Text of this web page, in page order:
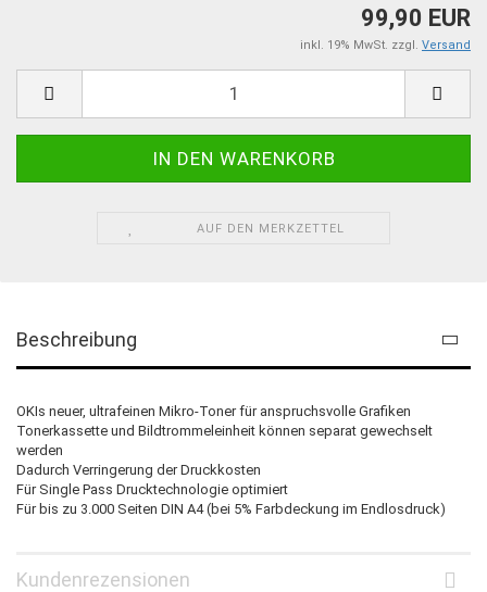
99,90 EUR
inkl. 19% MwSt. zzgl. Versand
AUF DEN MERKZETTEL
Beschreibung
OKIs neuer, ultrafeinen Mikro-Toner für anspruchsvolle Grafiken
Tonerkassette und Bildtrommeleinheit können separat gewechselt
werden
Dadurch Verringerung der Druckkosten
Für Single Pass Drucktechnologie optimiert
Für bis zu 3.000 Seiten DIN A4 (bei 5% Farbdeckung im Endlosdruck)
Kundenrezensionen